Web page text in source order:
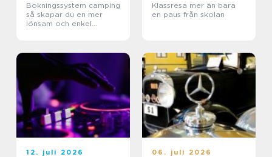
Bokningssystem camping
så skapar du en mer
lönsam och enkel
Klassresa mer än bara
en paus från skolan
12. juli 2026 06. juli 2026